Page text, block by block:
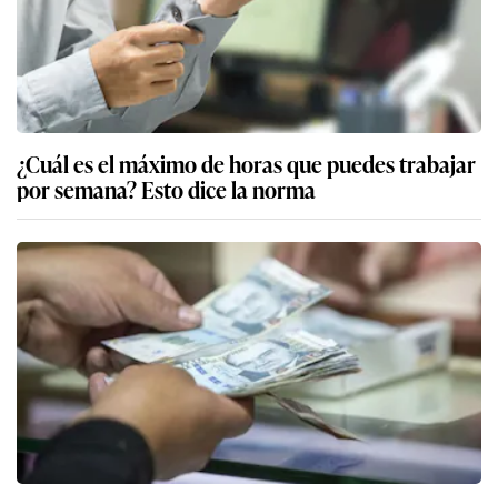
¿Cuál es el máximo de horas que puedes trabajar
por semana? Esto dice la norma